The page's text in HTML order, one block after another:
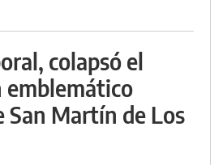
colapsó el
emblemático
San Martín de Los